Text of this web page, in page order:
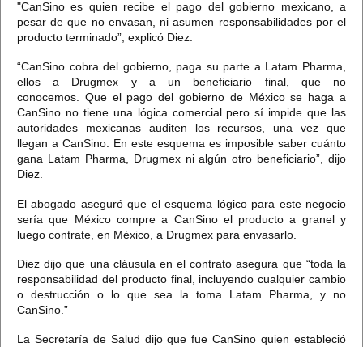
"CanSino es quien recibe el pago del gobierno mexicano, a
pesar de que no envasan, ni asumen responsabilidades por el
producto terminado”, explicó Diez.
“CanSino cobra del gobierno, paga su parte a Latam Pharma,
ellos a Drugmex y a un beneficiario final, que no
conocemos. Que el pago del gobierno de México se haga a
CanSino no tiene una lógica comercial pero sí impide que las
autoridades mexicanas auditen los recursos, una vez que
llegan a CanSino. En este esquema es imposible saber cuánto
gana Latam Pharma, Drugmex ni algún otro beneficiario”, dijo
Diez.
El abogado aseguró que el esquema lógico para este negocio
sería que México compre a CanSino el producto a granel y
luego contrate, en México, a Drugmex para envasarlo.
Diez dijo que una cláusula en el contrato asegura que “toda la
responsabilidad del producto final, incluyendo cualquier cambio
o destrucción o lo que sea la toma Latam Pharma, y no
CanSino.”
La Secretaría de Salud dijo que fue CanSino quien estableció